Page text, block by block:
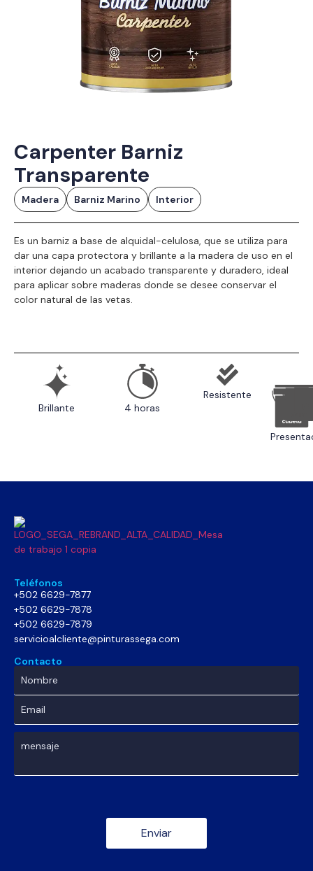
Carpenter Barniz
Transparente
Madera Barniz Marino Interior
Es un barniz a base de alquidal-celulosa, que se utiliza para
dar una capa protectora y brillante a la madera de uso en el
interior dejando un acabado transparente y duradero, ideal
para aplicar sobre maderas donde se desee conservar el
color natural de las vetas.
Brillante 4 horas
Resistente
Teléfonos
+502 6629-7877
+502 6629-7878
+502 6629-7879
servicioalcliente@pinturassega.com
Contacto
Enviar